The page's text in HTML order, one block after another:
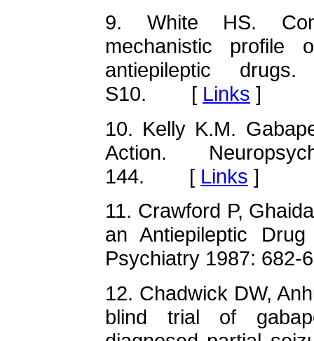
9. White HS.
mechanistic profile
antiepileptic
S10. [ Links ]
10. Kelly K.M.
Action.
144. [ Links ]
11. Crawford P,
an Antiepileptic
Psychiatry 1987:
12. Chadwick DW,
blind trial of